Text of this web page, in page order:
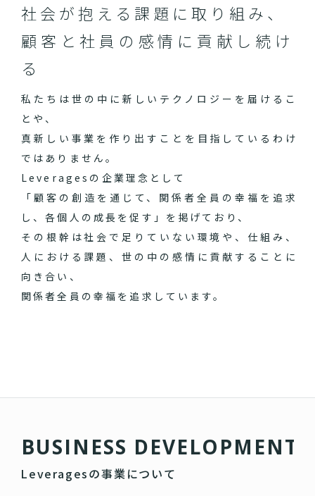
社会が抱える課題に取り組み、
顧客と社員の感情に貢献し続け
る
私たちは世の中に新しいテクノロジーを届けるこ
とや、
真新しい事業を作り出すことを目指しているわけ
ではありません。
Leveragesの企業理念として
「顧客の創造を通じて、関係者全員の幸福を追求
し、各個人の成長を促す」を掲げており、
その根幹は社会で足りていない環境や、仕組み、
人における課題、世の中の感情に貢献することに
向き合い、
関係者全員の幸福を追求しています。
BUSIN ESS DEVELOPM ENT
Leveragesの事業について